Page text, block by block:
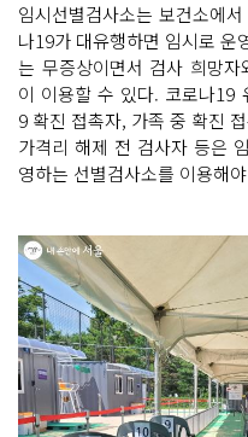
임시선별검사소는 보건소에
나19가 대유행하면 임시로 운
는 무증상이면서 검사 희망
이 이용할 수 있다. 코로나19
9 확진 접촉자, 가족 중 확진
가격리 해제 전 검사자 등은
영하는 선별검사소를 이용해